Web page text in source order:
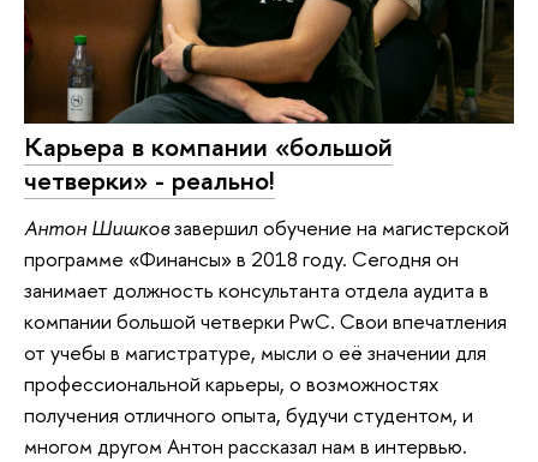
Карьера в компании «большой
четверки» - реально!
Антон Шишковзавершил обучение на магистерской
программе «Финансы» в 2018 году. Сегодня он
занимает должность консультанта отдела аудита в
компании большой четверки PwC. Свои впечатления
от учебы в магистратуре, мысли о её значении для
профессиональной карьеры, о возможностях
получения отличного опыта, будучи студентом, и
многом другом Антон рассказал нам в интервью.